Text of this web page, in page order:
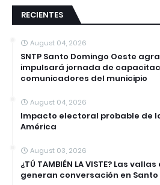
RECIENTES
August 04, 2026
SNTP Santo Domingo Oeste
impulsará jornada de
comunicadores del municipio
August 04, 2026
Impacto electoral probable de
América
August 03, 2026
¿TÚ TAMBIÉN LA VISTE? Las
generan conversación en Santo